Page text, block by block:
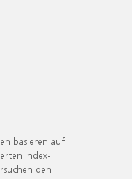
basieren auf
Index-
den